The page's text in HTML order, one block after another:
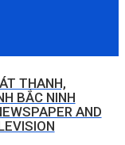
THANH,
BẮC NINH
AND